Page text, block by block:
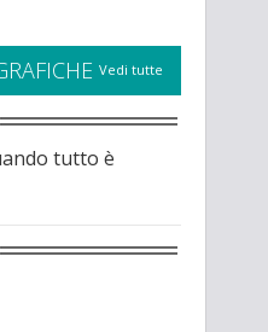
Vedi tutte
tutto è